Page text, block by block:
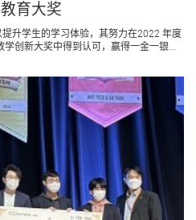
育大奖
升学生的学习体验，其努力在2022 年度
创新大奖中得到认可，赢得一金一银...